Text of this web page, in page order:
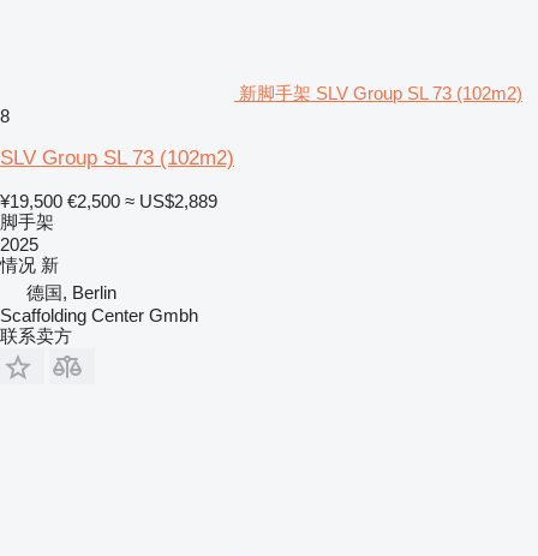
新脚手架 SLV Group SL 73 (102m2)
8
SLV Group SL 73 (102m2)
¥19,500 €2,500 ≈ US$2,889
脚手架
2025
情况 新
德国, Berlin
Scaffolding Center Gmbh
联系卖方